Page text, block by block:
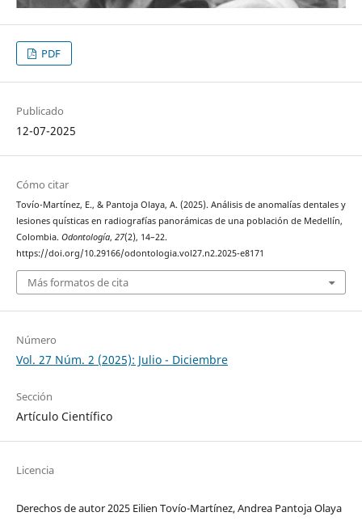
PDF
Publicado
12-07-2025
Cómo citar
Tovío-Martínez, E., & Pantoja Olaya, A. (2025). Análisis de anomalías dentales y
lesiones quísticas en radiografías panorámicas de una población de Medellín,
Colombia. Odontología, 27(2), 14–22.
https://doi.org/10.29166/odontologia.vol27.n2.2025-e8171
Más formatos de cita
Número
Vol. 27 Núm. 2 (2025): Julio - Diciembre
Sección
Artículo Científico
Licencia
Derechos de autor 2025 Eilien Tovío-Martínez, Andrea Pantoja Olaya